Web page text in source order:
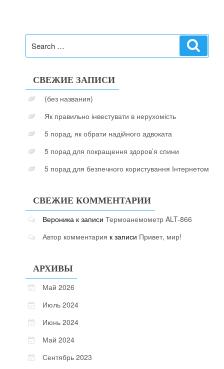
for:
СВЕЖИЕ ЗАПИСИ
(без названия)
Як правильно інвестувати в нерухомість
5 порад, як обрати надійного адвоката
5 порад для покращення здоров’я спини
5 порад для безпечного користування Інтернетом
СВЕЖИЕ КОММЕНТАРИИ
Вероника к записи Термоанемометр ALT-866
Автор комментария к записи Привет, мир!
АРХИВЫ
Май 2026
Июль 2024
Июнь 2024
Май 2024
Сентябрь 2023